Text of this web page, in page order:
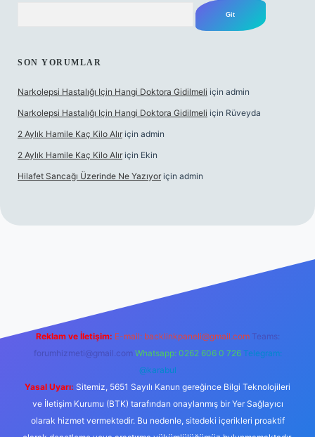
SON YORUMLAR
Narkolepsi Hastalığı Için Hangi Doktora Gidilmeli için admin
Narkolepsi Hastalığı Için Hangi Doktora Gidilmeli için Rüveyda
2 Aylık Hamile Kaç Kilo Alır için admin
2 Aylık Hamile Kaç Kilo Alır için Ekin
Hilafet Sancağı Üzerinde Ne Yazıyor için admin
Reklam ve İletişim: E-mail: backlinkpaneli@gmail.com Teams:
forumhizmeti@gmail.com Whatsapp: 0262 606 0 726 Telegram:
@karabul
Yasal Uyarı: Sitemiz, 5651 Sayılı Kanun gereğince Bilgi Teknolojileri
ve İletişim Kurumu (BTK) tarafından onaylanmış bir Yer Sağlayıcı
olarak hizmet vermektedir. Bu nedenle, sitedeki içerikleri proaktif